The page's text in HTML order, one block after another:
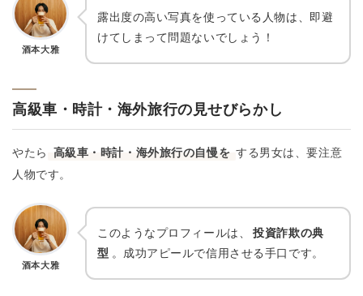
酒本大雅
露出度の高い写真を使っている人物は、即避
けてしまって問題ないでしょう！
高級車・時計・海外旅行の見せびらかし
やたら 高級車・時計・海外旅行の自慢を する男女は、要注意
人物です。
酒本大雅
このようなプロフィールは、
投資詐欺の典
型 。成功アピールで信用させる手口です。